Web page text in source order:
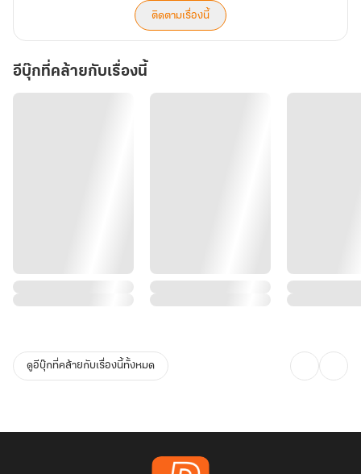
ติดตามเรื่องนี้
อีบุ๊กที่คล้ายกับเรื่องนี้
ดูอีบุ๊กที่คล้ายกับเรื่องนี้ทั้งหมด